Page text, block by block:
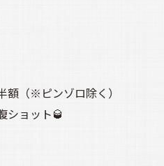
（※ピンゾロ除く）
ショット🥃